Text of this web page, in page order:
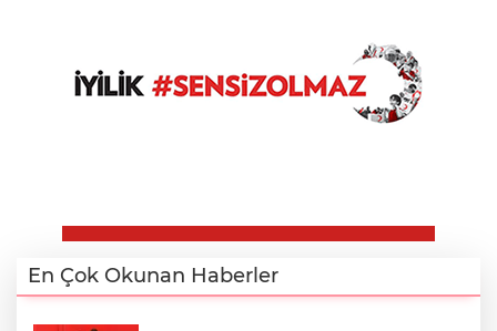
En Çok Okunan Haberler